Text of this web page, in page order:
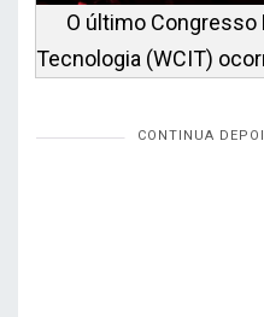
O último Congresso
Tecnologia (WCIT)